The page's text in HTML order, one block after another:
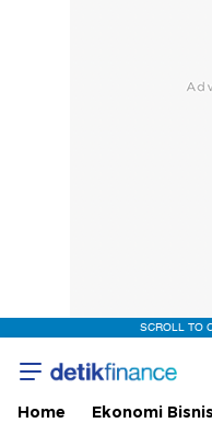
SCROLL TO
Home Ekonomi Bisnis